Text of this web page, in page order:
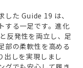
た Guide 19 は、
する一足です。進化
反発性を両立し、足
部の柔軟性を高める
出しを実現しまし